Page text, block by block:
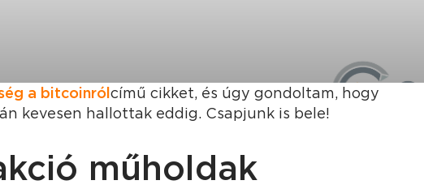
a bitcoinról című cikket, és úgy gondoltam, hogy
kevesen hallottak eddig. Csapjunk is bele!
műholdak